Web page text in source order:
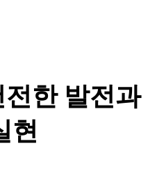
한 발전과
현